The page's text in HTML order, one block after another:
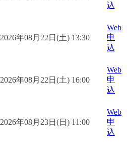
込
2026年08月22日(土) 13:30
Web
申
込
2026年08月22日(土) 16:00
Web
申
込
2026年08月23日(日) 11:00
Web
申
込